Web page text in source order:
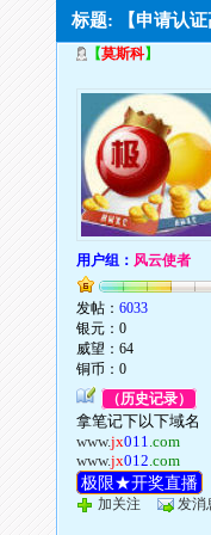
标题: 【申请认
【莫斯科】
用户组： 风云使者
发帖：6033
银元：0
威望：64
铜币：0
（历史记录）
拿笔记下以下域名
www.jx011.com
www.jx012.com
极限★开奖直播
加关注 发消